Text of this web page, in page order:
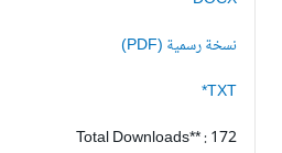
نسخة رسمية (PDF)
TXT*
Total Downloads** : 172